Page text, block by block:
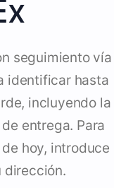
seguimiento vía
identificar hasta
incluyendo la
entrega. Para
hoy, introduce
dirección.